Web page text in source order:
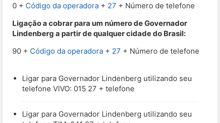
0 + Código da operadora + 27 + Número de telefone
Ligação a cobrar para um número de Governador
Lindenberg a partir de qualquer cidade do Brasil:
90 + Código da operadora + 27 + Número de telefone
Ligar para Governador Lindenberg utilizando seu
telefone VIVO: 015 27 + telefone
Ligar para Governador Lindenberg utilizando seu